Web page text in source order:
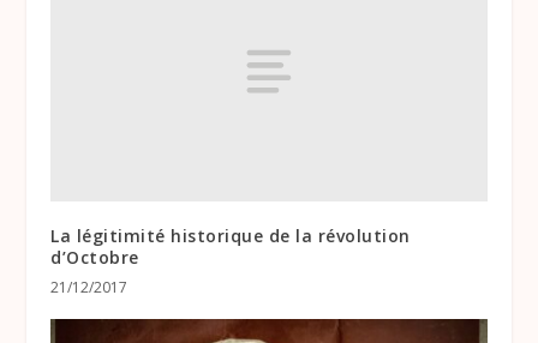
La légitimité historique de la révolution
d’Octobre
21/12/2017